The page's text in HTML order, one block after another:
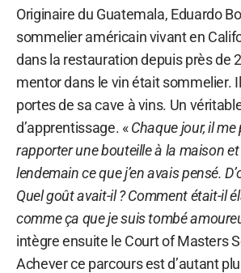
Originaire du Guatemala, Eduardo
sommelier américain vivant en
dans la restauration depuis près de
mentor dans le vin était sommelier.
portes de sa cave à vins. Un
d’apprentissage. «Chaque jour, il
rapporter une bouteille à la maison et
lendemain ce que j’en avais pensé.
Quel goût avait-il ? Comment était-il
comme ça que je suis tombé
intègre ensuite le Court of Masters
Achever ce parcours est d’autant